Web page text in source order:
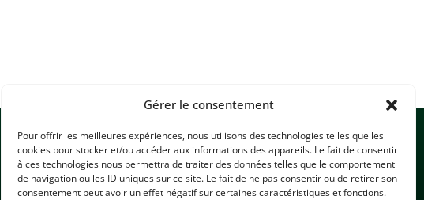
Gérer le consentement
Pour offrir les meilleures expériences, nous utilisons des technologies telles que les
cookies pour stocker et/ou accéder aux informations des appareils. Le fait de consentir
à ces technologies nous permettra de traiter des données telles que le comportement
de navigation ou les ID uniques sur ce site. Le fait de ne pas consentir ou de retirer son
consentement peut avoir un effet négatif sur certaines caractéristiques et fonctions.